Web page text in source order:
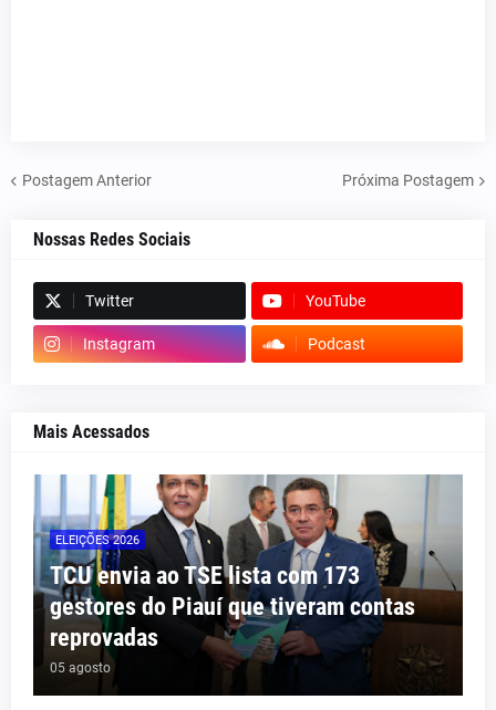
Postagem Anterior Próxima Postagem
Nossas Redes Sociais
Twitter YouTube
Instagram Podcast
Mais Acessados
ELEIÇÕES 2026
TCU envia ao TSE lista com 173
gestores do Piauí que tiveram contas
reprovadas
05 agosto